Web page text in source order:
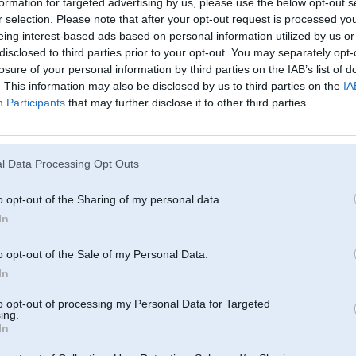
selection. Please note that after your opt-out request is processed
interest-based ads based on personal information utilized by us
to third parties prior to your opt-out. You may separately
of your personal information by third parties on the IAB’s list of
This information may also be disclosed by us to third parties on the
Participants that may further disclose it to other third parties.
Data Processing Opt Outs
opt-out of the Sharing of my personal data.
opt-out of the Sale of my Personal Data.
opt-out of processing my Personal Data for Targeted
No info, kas linkā, it kā būtu jābūt HiFi, jo man ir pr.durvīs midrange +
mazi midrange (pīkstuļu aizmugurē nav(!)). Meklēju pastiprinātāju, bet,
pastiprinātāja...
Vai arī (ļoti iespējams) e87 uz to linku neattiecas... Kāds ir saskāries?
27. Jun 2019, 14:29
VIN?
Izsit pēc VIN sava auto komplektāciju, tur būs redzams, kam ir jābūt no